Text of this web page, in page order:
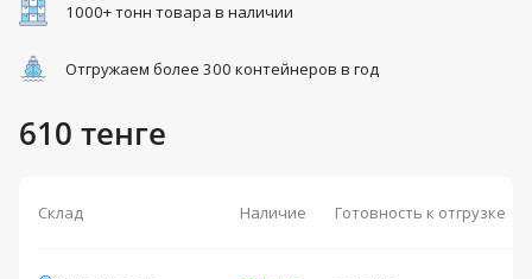
1000+ тонн товара в наличии
Отгружаем более 300 контейнеров в год
610 тенге
Склад Наличие Готовность к отгрузке